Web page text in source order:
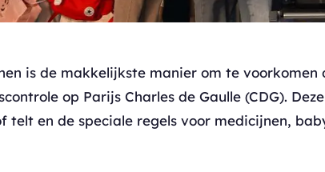
is de makkelijkste manier om te voorkomen
op Parijs Charles de Gaulle (CDG).
en de speciale regels voor medicijnen,